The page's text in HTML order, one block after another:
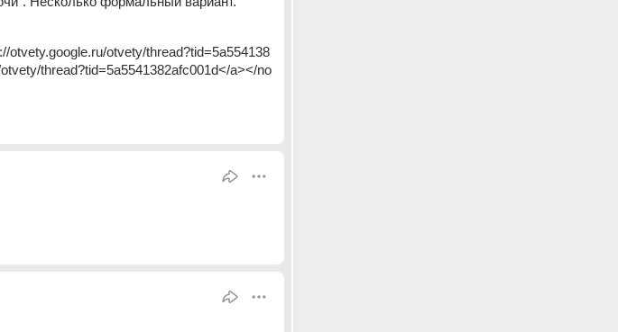
otvety.google.ru/otvety/thread?tid=5a554138
thread?tid=5a5541382afc001d</a></no